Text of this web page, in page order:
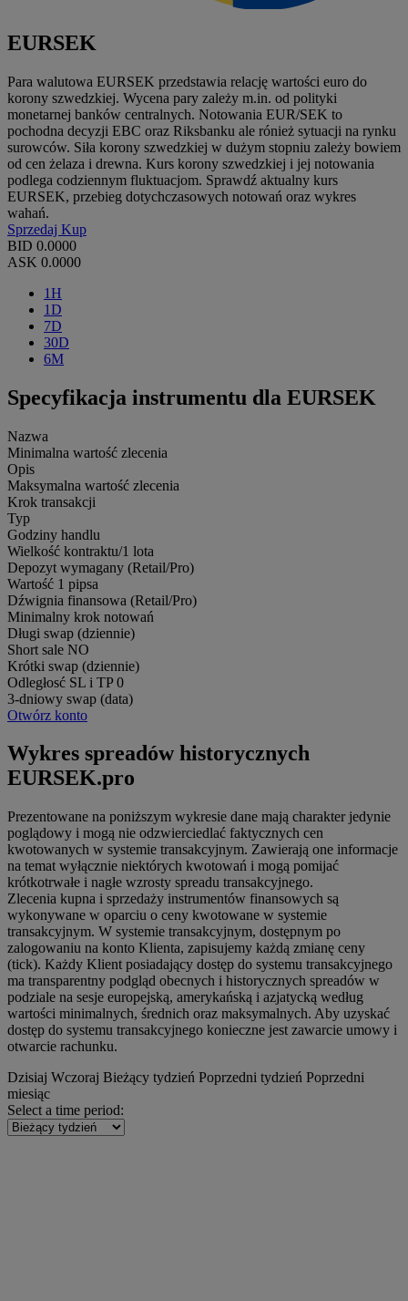
EURSEK
Para walutowa EURSEK przedstawia relację wartości euro do
korony szwedzkiej. Wycena pary zależy m.in. od polityki
monetarnej banków centralnych. Notowania EUR/SEK to
pochodna decyzji EBC oraz Riksbanku ale rónież sytuacji na rynku
surowców. Siła korony szwedzkiej w dużym stopniu zależy bowiem
od cen żelaza i drewna. Kurs korony szwedzkiej i jej notowania
podlega codziennym fluktuacjom. Sprawdź aktualny kurs
EURSEK, przebieg dotychczasowych notowań oraz wykres
wahań.
Sprzedaj Kup
BID 0.0000
ASK 0.0000
1H
1D
7D
30D
6M
Specyfikacja instrumentu dla EURSEK
Nazwa
Minimalna wartość zlecenia
Opis
Maksymalna wartość zlecenia
Krok transakcji
Typ
Godziny handlu
Wielkość kontraktu/1 lota
Depozyt wymagany (Retail/Pro)
Wartość 1 pipsa
Dźwignia finansowa (Retail/Pro)
Minimalny krok notowań
Długi swap (dziennie)
Short sale NO
Krótki swap (dziennie)
Odległosć SL i TP 0
3-dniowy swap (data)
Otwórz konto
Wykres spreadów historycznych
EURSEK.pro
Prezentowane na poniższym wykresie dane mają charakter jedynie
poglądowy i mogą nie odzwierciedlać faktycznych cen
kwotowanych w systemie transakcyjnym. Zawierają one informacje
na temat wyłącznie niektórych kwotowań i mogą pomijać
krótkotrwałe i nagłe wzrosty spreadu transakcyjnego.
Zlecenia kupna i sprzedaży instrumentów finansowych są
wykonywane w oparciu o ceny kwotowane w systemie
transakcyjnym. W systemie transakcyjnym, dostępnym po
zalogowaniu na konto Klienta, zapisujemy każdą zmianę ceny
(tick). Każdy Klient posiadający dostęp do systemu transakcyjnego
ma transparentny podgląd obecnych i historycznych spreadów w
podziale na sesje europejską, amerykańską i azjatycką według
wartości minimalnych, średnich oraz maksymalnych. Aby uzyskać
dostęp do systemu transakcyjnego konieczne jest zawarcie umowy i
otwarcie rachunku.
Dzisiaj Wczoraj Bieżący tydzień Poprzedni tydzień Poprzedni
miesiąc
Select a time period: